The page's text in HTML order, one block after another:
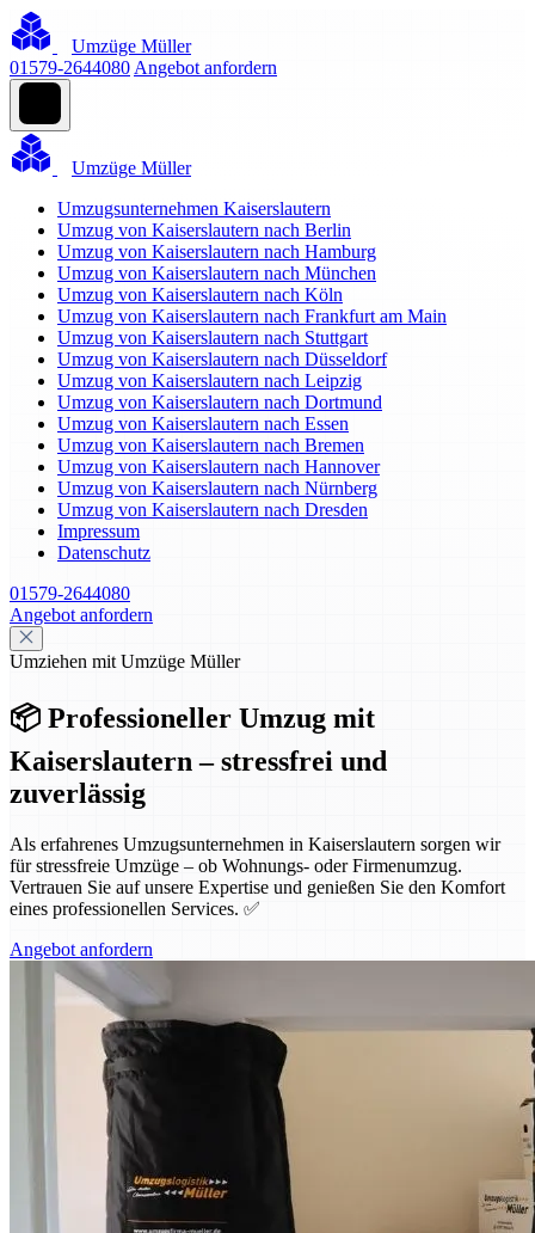
Umzüge Müller
01579-2644080 Angebot anfordern
Umzüge Müller
Umzugsunternehmen Kaiserslautern
Umzug von Kaiserslautern nach Berlin
Umzug von Kaiserslautern nach Hamburg
Umzug von Kaiserslautern nach München
Umzug von Kaiserslautern nach Köln
Umzug von Kaiserslautern nach Frankfurt am Main
Umzug von Kaiserslautern nach Stuttgart
Umzug von Kaiserslautern nach Düsseldorf
Umzug von Kaiserslautern nach Leipzig
Umzug von Kaiserslautern nach Dortmund
Umzug von Kaiserslautern nach Essen
Umzug von Kaiserslautern nach Bremen
Umzug von Kaiserslautern nach Hannover
Umzug von Kaiserslautern nach Nürnberg
Umzug von Kaiserslautern nach Dresden
Impressum
Datenschutz
01579-2644080
Angebot anfordern
Umziehen mit Umzüge Müller
📦 Professioneller Umzug mit
Kaiserslautern – stressfrei und
zuverlässig
Als erfahrenes Umzugsunternehmen in Kaiserslautern sorgen wir
für stressfreie Umzüge – ob Wohnungs- oder Firmenumzug.
Vertrauen Sie auf unsere Expertise und genießen Sie den Komfort
eines professionellen Services. ✅
Angebot anfordern